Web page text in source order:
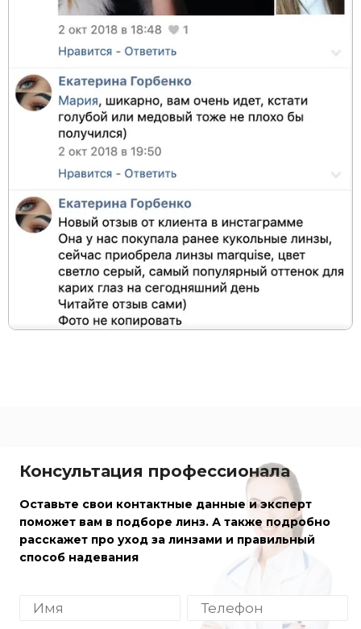
Консультация профессионала
Оставьте свои контактные данные и эксперт
поможет вам в подборе линз. А также подробно
расскажет про уход за линзами и правильный
способ надевания